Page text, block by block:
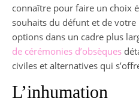
connaître pour faire un choix
souhaits du défunt et de
options dans un cadre plus
de cérémonies d’obsèques
civiles et alternatives qui
L’inhumation